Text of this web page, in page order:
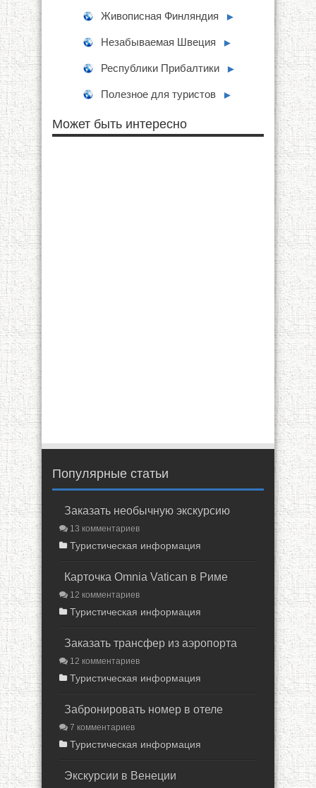
Живописная Финляндия ►
Незабываемая Швеция ►
Республики Прибалтики ►
Полезное для туристов ►
Может быть интересно
Популярные статьи
Заказать необычную экскурсию
13 комментариев
Туристическая информация
Карточка Omnia Vatican в Риме
12 комментариев
Туристическая информация
Заказать трансфер из аэропорта
12 комментариев
Туристическая информация
Забронировать номер в отеле
7 комментариев
Туристическая информация
Экскурсии в Венеции